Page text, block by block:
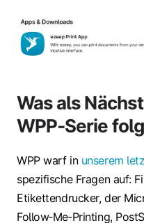
Was als
WPP‑Serie
WPP warf in unserem
spezifische Fragen auf:
Etikettendrucker, der
Follow‑Me‑Printing,